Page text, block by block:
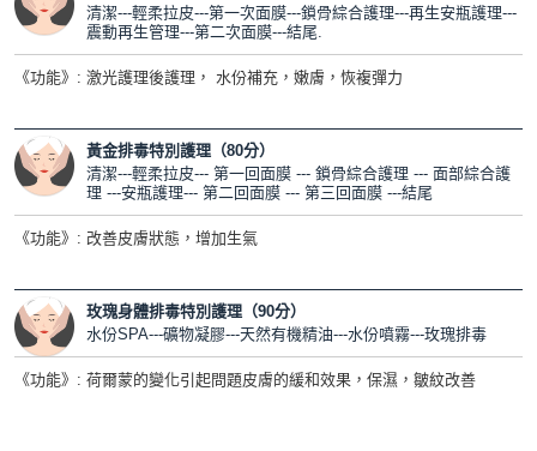
清潔---輕柔拉皮---第一次面膜---鎖骨綜合護理---再生安瓶護理---
震動再生管理---第二次面膜---結尾.
《功能》: 激光護理後護理， 水份補充，嫩膚，恢複彈力
黃金排毒特別護理（80分）
清潔---輕柔拉皮--- 第一回面膜 --- 鎖骨綜合護理 --- 面部綜合護
理 ---安瓶護理--- 第二回面膜 --- 第三回面膜 ---結尾
《功能》: 改善皮膚狀態，增加生氣
玫瑰身體排毒特別護理（90分）
水份SPA---礦物凝膠---天然有機精油---水份噴霧---玫瑰排毒
《功能》: 荷爾蒙的變化引起問題皮膚的緩和效果，保濕，皺紋改善